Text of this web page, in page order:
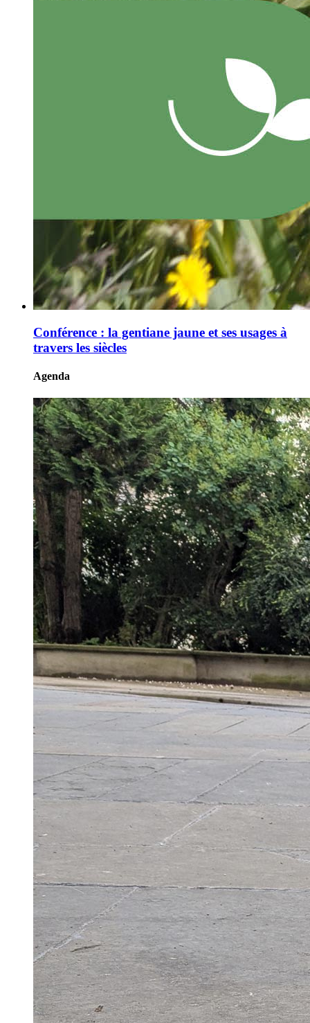
Conférence : la gentiane jaune et ses usages à
travers les siècles
Agenda